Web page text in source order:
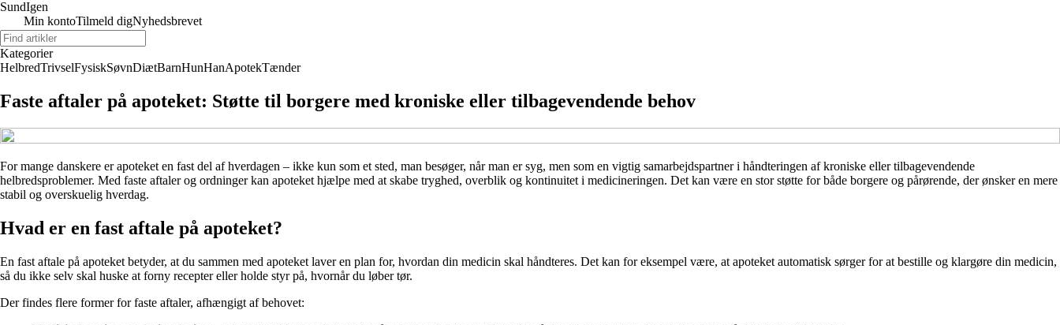
SundIgen
Min kontoTilmeld digNyhedsbrevet
Kategorier
HelbredTrivselFysiskSøvnDiætBarnHunHanApotekTænder
Faste aftaler på apoteket: Støtte til borgere med kroniske eller tilbagevendende behov
For mange danskere er apoteket en fast del af hverdagen – ikke kun som et sted, man besøger, når man er syg, men som en vigtig samarbejdspartner i håndteringen af kroniske eller tilbagevendende
helbredsproblemer. Med faste aftaler og ordninger kan apoteket hjælpe med at skabe tryghed, overblik og kontinuitet i medicineringen. Det kan være en stor støtte for både borgere og pårørende, der ønsker en mere
stabil og overskuelig hverdag.
Hvad er en fast aftale på apoteket?
En fast aftale på apoteket betyder, at du sammen med apoteket laver en plan for, hvordan din medicin skal håndteres. Det kan for eksempel være, at apoteket automatisk sørger for at bestille og klargøre din medicin,
så du ikke selv skal huske at forny recepter eller holde styr på, hvornår du løber tør.
Der findes flere former for faste aftaler, afhængigt af behovet: